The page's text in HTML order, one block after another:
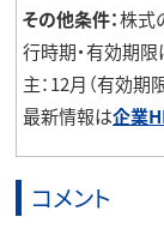
その他条件：株式
行時期・有効期限
主：12月（有効期
最新情報は企業
コメント